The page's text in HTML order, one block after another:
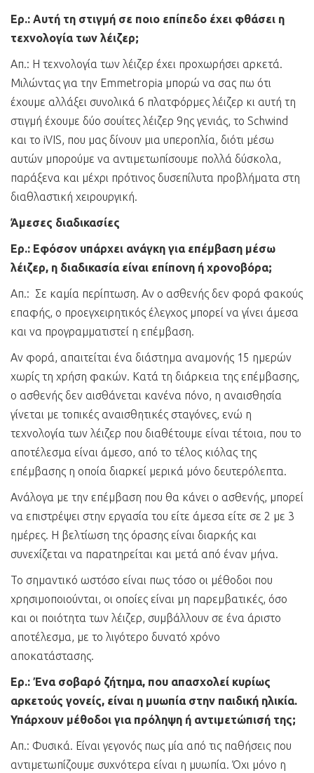
Ερ.: Αυτή τη στιγμή σε ποιο επίπεδο έχει φθάσει η
τεχνολογία των λέιζερ;
Απ.: Η τεχνολογία των λέιζερ έχει προχωρήσει αρκετά.
Μιλώντας για την Emmetropia μπορώ να σας πω ότι
έχουμε αλλάξει συνολικά 6 πλατφόρμες λέιζερ κι αυτή τη
στιγμή έχουμε δύο σουίτες λέιζερ 9ης γενιάς, το Schwind
και το iVIS, που μας δίνουν μια υπεροπλία, διότι μέσω
αυτών μπορούμε να αντιμετωπίσουμε πολλά δύσκολα,
παράξενα και μέχρι πρότινος δυσεπίλυτα προβλήματα στη
διαθλαστική χειρουργική.
Άμεσες διαδικασίες
Ερ.: Εφόσον υπάρχει ανάγκη για επέμβαση μέσω
λέιζερ, η διαδικασία είναι επίπονη ή χρονοβόρα;
Απ.: Σε καμία περίπτωση. Αν ο ασθενής δεν φορά φακούς
επαφής, ο προεγχειρητικός έλεγχος μπορεί να γίνει άμεσα
και να προγραμματιστεί η επέμβαση.
Αν φορά, απαιτείται ένα διάστημα αναμονής 15 ημερών
χωρίς τη χρήση φακών. Κατά τη διάρκεια της επέμβασης,
ο ασθενής δεν αισθάνεται κανένα πόνο, η αναισθησία
γίνεται με τοπικές αναισθητικές σταγόνες, ενώ η
τεχνολογία των λέιζερ που διαθέτουμε είναι τέτοια, που το
αποτέλεσμα είναι άμεσο, από το τέλος κιόλας της
επέμβασης η οποία διαρκεί μερικά μόνο δευτερόλεπτα.
Ανάλογα με την επέμβαση που θα κάνει ο ασθενής, μπορεί
να επιστρέψει στην εργασία του είτε άμεσα είτε σε 2 με 3
ημέρες. Η βελτίωση της όρασης είναι διαρκής και
συνεχίζεται να παρατηρείται και μετά από έναν μήνα.
Το σημαντικό ωστόσο είναι πως τόσο οι μέθοδοι που
χρησιμοποιούνται, οι οποίες είναι μη παρεμβατικές, όσο
και οι ποιότητα των λέιζερ, συμβάλλουν σε ένα άριστο
αποτέλεσμα, με το λιγότερο δυνατό χρόνο
αποκατάστασης.
Ερ.: Ένα σοβαρό ζήτημα, που απασχολεί κυρίως
αρκετούς γονείς, είναι η μυωπία στην παιδική ηλικία.
Υπάρχουν μέθοδοι για πρόληψη ή αντιμετώπισή της;
Απ.: Φυσικά. Είναι γεγονός πως μία από τις παθήσεις που
αντιμετωπίζουμε συχνότερα είναι η μυωπία. Όχι μόνο η